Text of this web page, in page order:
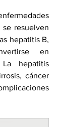
resuelven
hepatitis B,
en
La hepatitis
cáncer